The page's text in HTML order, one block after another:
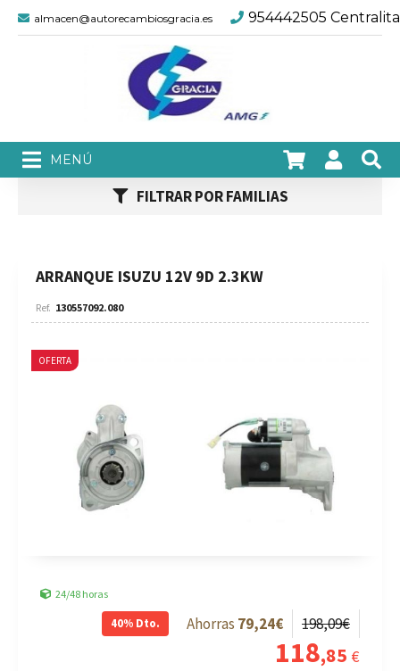
almacen@autorecambiosgracia.es 954442505 Centralita
FILTRAR POR FAMILIAS
ARRANQUE ISUZU 12V 9D 2.3KW
130557092.080
OFERTA
24/48 horas
40% Dto. 79,24€ 198,09€
118,85 €